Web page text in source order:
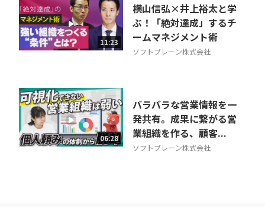
11:23
横山信弘×井上裕太と学
ぶ！「絶対達成」するチ
ームマネジメント術
ソフトブレーン株式会社
06:28
バラバラな営業情報を一
発共有。成果に繋がる営
業組織を作る、顧客...
ソフトブレーン株式会社